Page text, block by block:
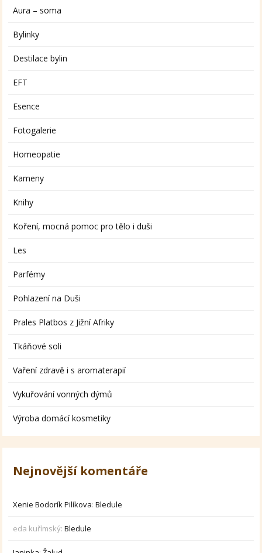
Aura – soma
Bylinky
Destilace bylin
EFT
Esence
Fotogalerie
Homeopatie
Kameny
Knihy
Koření, mocná pomoc pro tělo i duši
Les
Parfémy
Pohlazení na Duši
Prales Platbos z Jižní Afriky
Tkáňové soli
Vaření zdravě i s aromaterapií
Vykuřování vonných dýmů
Výroba domácí kosmetiky
Nejnovější komentáře
Xenie Bodorík Pilíkova:Bledule
eda kuřímský:Bledule